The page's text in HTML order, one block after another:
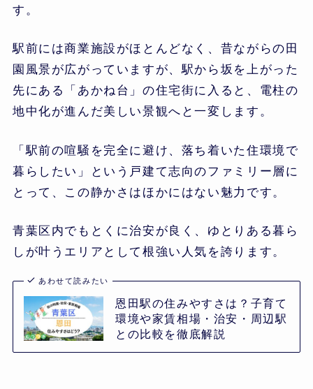
す。
駅前には商業施設がほとんどなく、昔ながらの田
園風景が広がっていますが、駅から坂を上がった
先にある「あかね台」の住宅街に入ると、電柱の
地中化が進んだ美しい景観へと一変します。
「駅前の喧騒を完全に避け、落ち着いた住環境で
暮らしたい」という戸建て志向のファミリー層に
とって、この静かさはほかにはない魅力です。
青葉区内でもとくに治安が良く、ゆとりある暮ら
しが叶うエリアとして根強い人気を誇ります。
あわせて読みたい
恩田駅の住みやすさは？子育て
環境や家賃相場・治安・周辺駅
との比較を徹底解説